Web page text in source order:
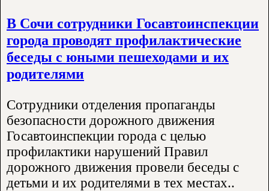
В Сочи сотрудники Госавтоинспекции
города проводят профилактические
беседы с юными пешеходами и их
родителями
Сотрудники отделения пропаганды
безопасности дорожного движения
Госавтоинспекции города с целью
профилактики нарушений Правил
дорожного движения провели беседы с
детьми и их родителями в тех местах..